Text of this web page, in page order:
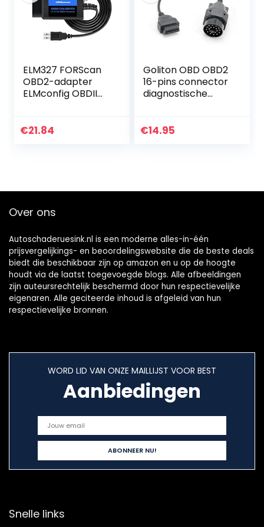
ELM327 FORScan
OBD2-adapter
ELMconfig OBDII
MS-CAN HS-CAN-
€21.84
Goliton OBD OBD2
16-pins connector
diagnostische
BMW 20 Pin
€14.95
Over ons
Autoschaderuesink.nl is een moderne alles-in-één
prijsvergelijkings- en beoordelingswebsite die de beste deals
biedt die beschikbaar zijn op amazon en u op de hoogte
houdt via de laatst toegevoegde blogs. Alle afbeeldingen
zijn auteursrechtelijk beschermd door hun respectievelijke
eigenaren. Alle geciteerde inhoud is afgeleid van hun
respectievelijke bronnen.
WORD LID VAN ONZE MAILLIJST VOOR BEST
Aanbiedingen
Snelle links